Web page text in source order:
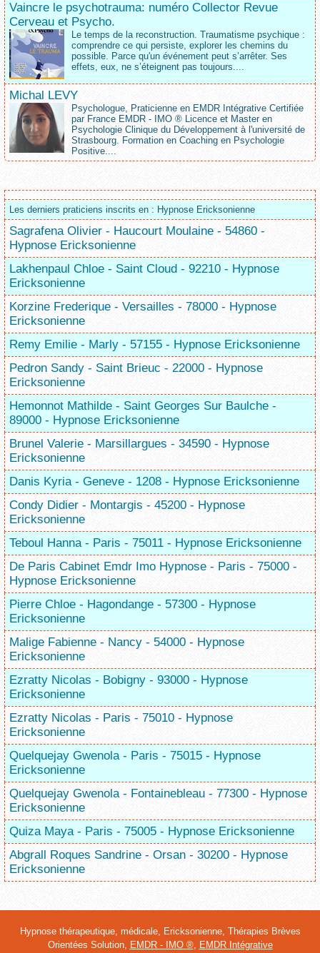
Vaincre le psychotrauma: numéro Collector Revue
Cerveau et Psycho.
Le temps de la reconstruction. Traumatisme psychique :
comprendre ce qui persiste, explorer les chemins du
possible. Parce qu'un événement peut s’arrêter. Ses
effets, eux, ne s’éteignent pas toujours....
Michal LEVY
Psychologue, Praticienne en EMDR Intégrative Certifiée
par France EMDR - IMO ® Licence et Master en
Psychologie Clinique du Développement à l'université de
Strasbourg. Formation en Coaching en Psychologie
Positive....
Les derniers praticiens inscrits en : Hypnose Ericksonienne
Sagrafena Olivier - Haucourt Moulaine - 54860 -
Hypnose Ericksonienne
Lakhenpaul Chloe - Saint Cloud - 92210 - Hypnose
Ericksonienne
Korzine Frederique - Versailles - 78000 - Hypnose
Ericksonienne
Remy Emilie - Marly - 57155 - Hypnose Ericksonienne
Pedron Sandy - Saint Brieuc - 22000 - Hypnose
Ericksonienne
Hemonnot Mathilde - Saint Georges Sur Baulche -
89000 - Hypnose Ericksonienne
Brunel Valerie - Marsillargues - 34590 - Hypnose
Ericksonienne
Danis Kyria - Geneve - 1208 - Hypnose Ericksonienne
Condy Didier - Montargis - 45200 - Hypnose
Ericksonienne
Teboul Hanna - Paris - 75011 - Hypnose Ericksonienne
De Paris Cabinet Emdr Imo Hypnose - Paris - 75000 -
Hypnose Ericksonienne
Pierre Chloe - Hagondange - 57300 - Hypnose
Ericksonienne
Malige Fabienne - Nancy - 54000 - Hypnose
Ericksonienne
Ezratty Nicolas - Bobigny - 93000 - Hypnose
Ericksonienne
Ezratty Nicolas - Paris - 75010 - Hypnose
Ericksonienne
Quelquejay Gwenola - Paris - 75015 - Hypnose
Ericksonienne
Quelquejay Gwenola - Fontainebleau - 77300 - Hypnose
Ericksonienne
Quiza Maya - Paris - 75005 - Hypnose Ericksonienne
Abgrall Roques Sandrine - Orsan - 30200 - Hypnose
Ericksonienne
Hypnose thérapeutique, médicale, Ericksonienne, Thérapies Brèves
Orientées Solution, EMDR - IMO ®, EMDR Intégrative